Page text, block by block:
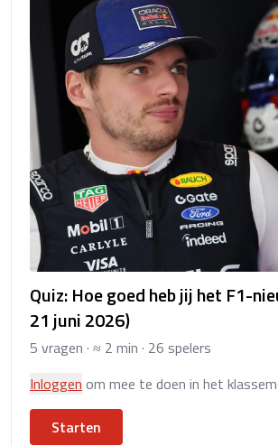
Quiz: Hoe goed heb jij het F1-
21 juni 2026)
5 vragen · ≈ 2 min · 26 spelers
Inloggen om mee te doen in het
Starten